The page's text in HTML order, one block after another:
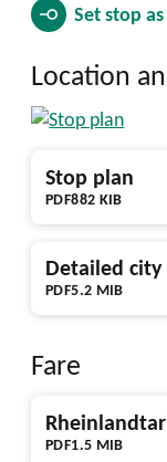
Set stop as
Location
PDF882 KIB
Stop plan
PDF5.2 MIB
Detailed city
Fare
PDF1.5 MIB